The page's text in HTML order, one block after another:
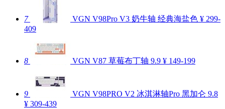
7 VGN V98Pro V3 奶牛轴 经典海盐色 ¥ 299-
409
8 VGN V87 草莓布丁轴 9.9 ¥ 149-199
9 VGN V98PRO V2 冰淇淋轴Pro 黑加仑 9.8
¥ 309-439